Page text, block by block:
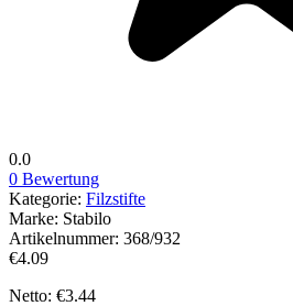
0.0
0 Bewertung
Kategorie: Filzstifte
Marke: Stabilo
Artikelnummer: 368/932
€4.09
Netto: €3.44